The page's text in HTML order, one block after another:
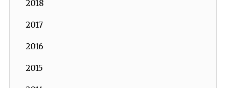
2018
2017
2016
2015